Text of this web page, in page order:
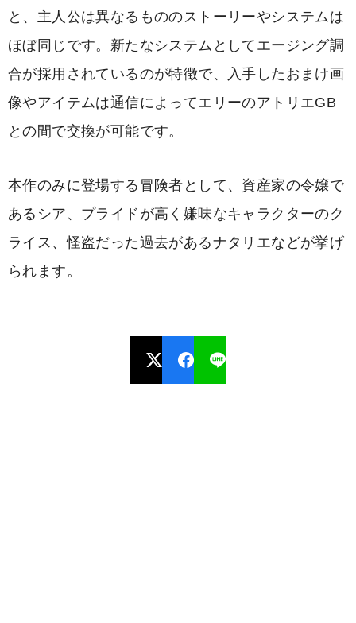
と、主人公は異なるもののストーリーやシステムは
ほぼ同じです。新たなシステムとしてエージング調
合が採用されているのが特徴で、入手したおまけ画
像やアイテムは通信によってエリーのアトリエGB
との間で交換が可能です。
本作のみに登場する冒険者として、資産家の令嬢で
あるシア、プライドが高く嫌味なキャラクターのク
ライス、怪盗だった過去があるナタリエなどが挙げ
られます。